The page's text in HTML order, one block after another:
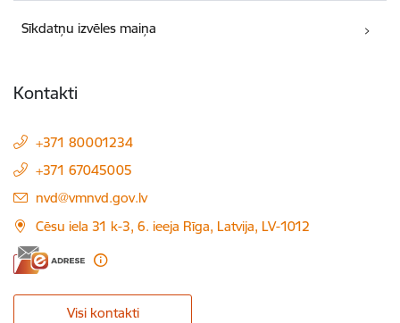
Sīkdatņu izvēles maiņa
Kontakti
+371 80001234
+371 67045005
E-pasts:
nvd@vmnvd.gov.lv
Cēsu iela 31 k-3, 6. ieeja Rīga, Latvija, LV-1012
Visi kontakti